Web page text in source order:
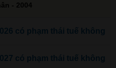
- 2004
có phạm thái tuế không
có phạm thái tuế không